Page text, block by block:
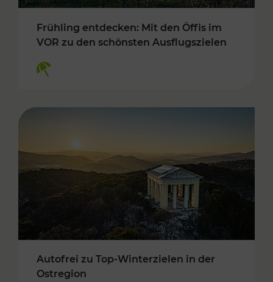
Frühling entdecken: Mit den Öffis im
VOR zu den schönsten Ausflugszielen
Autofrei zu Top-Winterzielen in der
Ostregion